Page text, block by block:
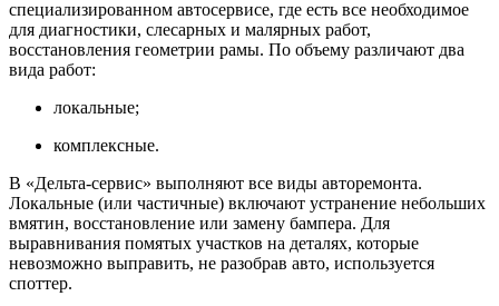
специализированном автосервисе, где есть все необходимое
для диагностики, слесарных и малярных работ,
восстановления геометрии рамы. По объему различают два
вида работ:
локальные;
комплексные.
В «Дельта-сервис» выполняют все виды авторемонта.
Локальные (или частичные) включают устранение небольших
вмятин, восстановление или замену бампера. Для
выравнивания помятых участков на деталях, которые
невозможно выправить, не разобрав авто, используется
споттер.